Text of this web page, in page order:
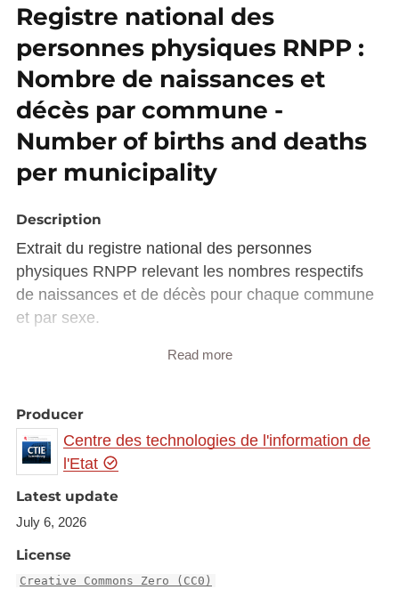
Registre national des
personnes physiques RNPP :
Nombre de naissances et
décès par commune -
Number of births and deaths
per municipality
Description
Extrait du registre national des personnes
physiques RNPP relevant les nombres respectifs
de naissances et de décès pour chaque commune
et par sexe.
Extract from the national person register RNPP
Read more
Producer
Centre des technologies de l'information de
l'Etat
Latest update
July 6, 2026
License
Creative Commons Zero (CC0)